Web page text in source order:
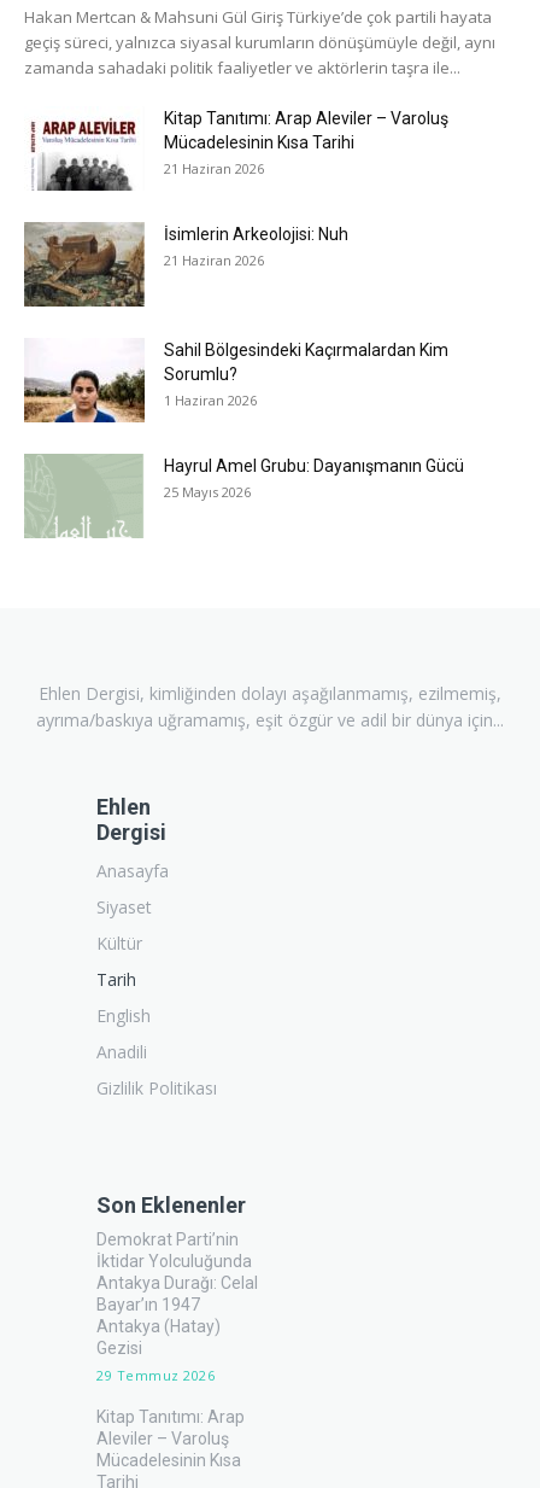
Hakan Mertcan & Mahsuni Gül Giriş Türkiye’de çok partili hayata
geçiş süreci, yalnızca siyasal kurumların dönüşümüyle değil, aynı
zamanda sahadaki politik faaliyetler ve aktörlerin taşra ile...
Kitap Tanıtımı: Arap Aleviler – Varoluş
Mücadelesinin Kısa Tarihi
21 Haziran 2026
İsimlerin Arkeolojisi: Nuh
21 Haziran 2026
Sahil Bölgesindeki Kaçırmalardan Kim
Sorumlu?
1 Haziran 2026
Hayrul Amel Grubu: Dayanışmanın Gücü
25 Mayıs 2026
Ehlen Dergisi, kimliğinden dolayı aşağılanmamış, ezilmemiş,
ayrıma/baskıya uğramamış, eşit özgür ve adil bir dünya için...
Ehlen
Dergisi
Anasayfa
Siyaset
Kültür
Tarih
English
Anadili
Gizlilik Politikası
Son Eklenenler
Demokrat Parti’nin
İktidar Yolculuğunda
Antakya Durağı: Celal
Bayar’ın 1947
Antakya (Hatay)
Gezisi
29 Temmuz 2026
Kitap Tanıtımı: Arap
Aleviler – Varoluş
Mücadelesinin Kısa
Tarihi